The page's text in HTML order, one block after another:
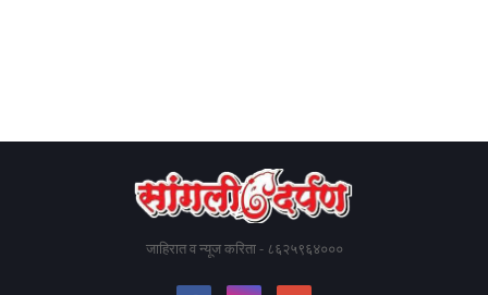
जाहिरात व न्यूज करिता - ८६२५९६४०००